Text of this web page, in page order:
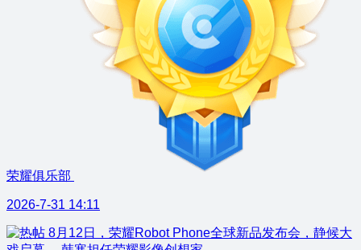
荣耀俱乐部
2026-7-31 14:11
8月12日，荣耀Robot Phone全球新品发布会，静候大